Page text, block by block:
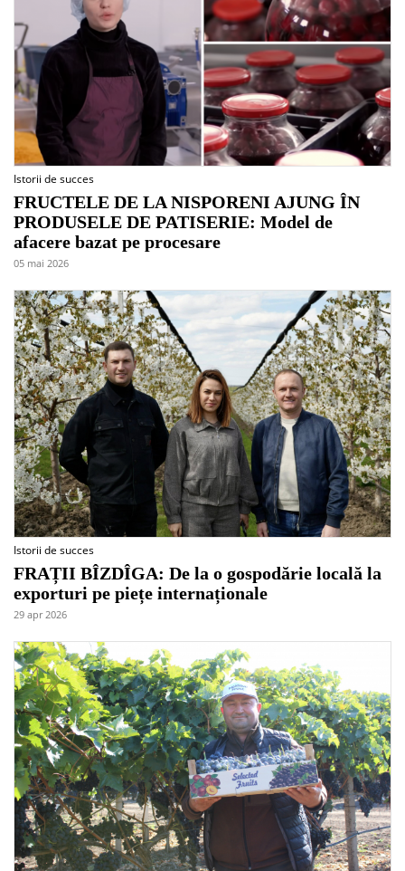
Istorii de succes
FRUCTELE DE LA NISPORENI AJUNG ÎN
PRODUSELE DE PATISERIE: Model de
afacere bazat pe procesare
05 mai 2026
Istorii de succes
FRAȚII BÎZDÎGA: De la o gospodărie locală la
exporturi pe piețe internaționale
29 apr 2026